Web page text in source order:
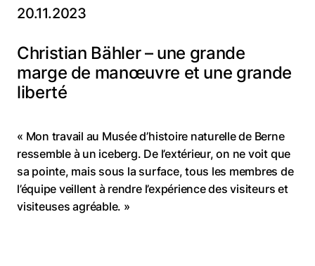
20.11.2023
Christian Bähler – une grande
marge de manœuvre et une grande
liberté
« Mon travail au Musée d’histoire naturelle de Berne
ressemble à un iceberg. De l’extérieur, on ne voit que
sa pointe, mais sous la surface, tous les membres de
l’équipe veillent à rendre l’expérience des visiteurs et
visiteuses agréable. »